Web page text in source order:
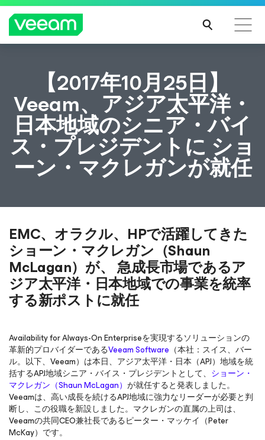
CrowdStrikeのコンテンツ更新によって影響を受け
るお客様向けのVeeamのガイダンス
続き
を読
む
【2017年10月25日】
Veeam、アジア太平洋・
日本地域のシニア・バイ
ス・プレジデントに ショ
ーン・マクレガンが就任
EMC、オラクル、HPで活躍してきた
ショーン・マクレガン（Shaun
McLagan）が、 急成長市場であるア
ジア太平洋・日本地域での事業を統率
する新ポストに就任
Availability for Always-On Enterpriseを実現するソリューションの
革新的プロバイダーであるVeeam Software （本社：スイス、バー
ル。以下、Veeam）は本日、アジア太平洋・日本（APJ）地域を統
括するAPJ地域シニア・バイス・プレジデントとして、 ショーン・
マクレガン（Shaun McLagan） が就任すると発表しました。
Veeamは、高い成長を続けるAPJ地域に強力なリーダーが必要と判
断し、この役職を新設しました。マクレガンの直属の上司は、
Veeamの共同CEO兼社長であるピーター・マッケイ（Peter
McKay）です。